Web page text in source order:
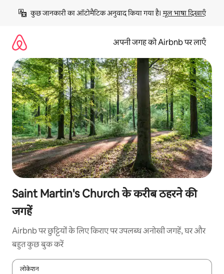
छोड़कर
कॉन्टेंट
कुछ जानकारी का ऑटोमैटिक अनुवाद किया गया है। मूल भाषा दिखाएँ
अपनी जगह को Airbnb पर लाएँ
Saint Martin's Church के करीब ठहरने की
जगहें
Airbnb पर छुट्टियों के लिए किराए पर उपलब्ध अनोखी जगहें, घर और
बहुत कुछ बुक करें
लोकेशन